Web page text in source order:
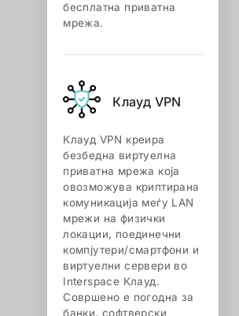
бесплатна приватна
мрежа.
Клауд VPN
Клауд VPN креира
безбедна виртуелна
приватна мрежа која
овозможува криптирана
комуникација меѓу LAN
мрежи на физички
локации, поединечни
компјутери/смартфони и
виртуелни сервери во
Interspace Клауд.
Совршено е погодна за
банки, софтверски